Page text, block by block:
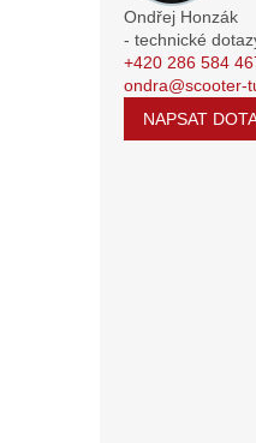
Ondřej Honzák
- technické
+420 286 584
ondra@scooter-
NAPSAT